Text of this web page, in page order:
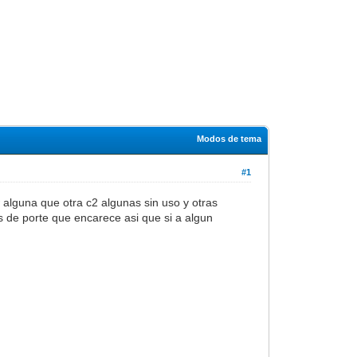
Modos de tema
#1
que otra c2 algunas sin uso y otras
porte que encarece asi que si a algun